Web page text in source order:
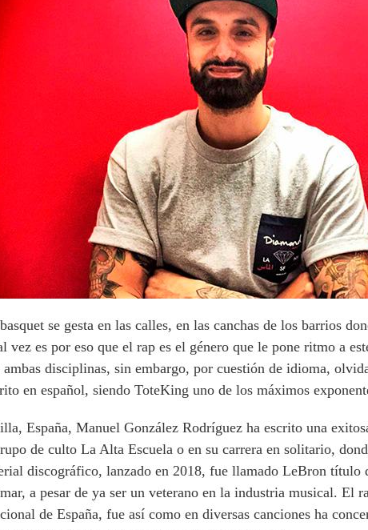
se gesta en las calles, en las canchas de los barrios
vez es por eso que el rap es el género que le pone ritmo a
ambas disciplinas, sin embargo, por cuestión de idioma,
en español, siendo ToteKing uno de los máximos
España, Manuel González Rodríguez ha escrito una
de culto La Alta Escuela o en su carrera en solitario,
discográfico, lanzado en 2018, fue llamado LeBron título
a pesar de ya ser un veterano en la industria musical. El
de España, fue así como en diversas canciones ha